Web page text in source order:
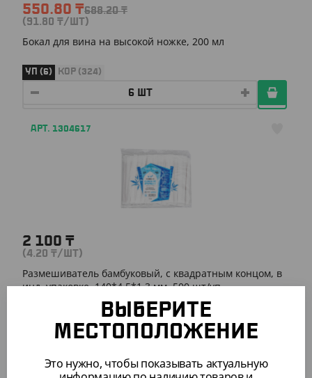
550.80 ₸688.20₸
(91.80 ₸/ШТ)
Бокал для вина на высокой ножке, 200 мл
УП (6) КОР (324)
АРТ. 1304617
2 100 ₸
(4.20 ₸/ШТ)
Размешиватель бамбуковый, с квадратным концом, в
инд. упаковке, 140*4,5*1,3 мм, 500 шт/уп
КОР (5000)
АРТ. 1304618
ВЫБЕРИТЕ
МЕСТОПОЛОЖЕНИЕ
Это нужно, чтобы показывать актуальную